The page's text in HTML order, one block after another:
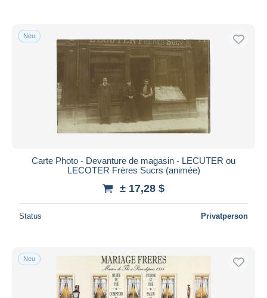
Neu
Carte Photo - Devanture de magasin - LECUTER ou
LECOTER Frères Sucrs (animée)
± 17,28 $
Status Privatperson
Neu